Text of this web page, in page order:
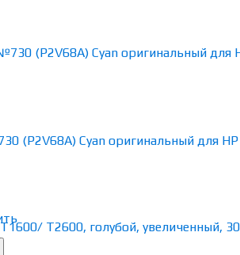
(P2V68A) Cyan оригинальный для HP